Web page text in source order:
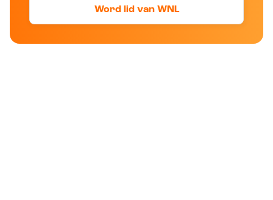
Word lid van WNL